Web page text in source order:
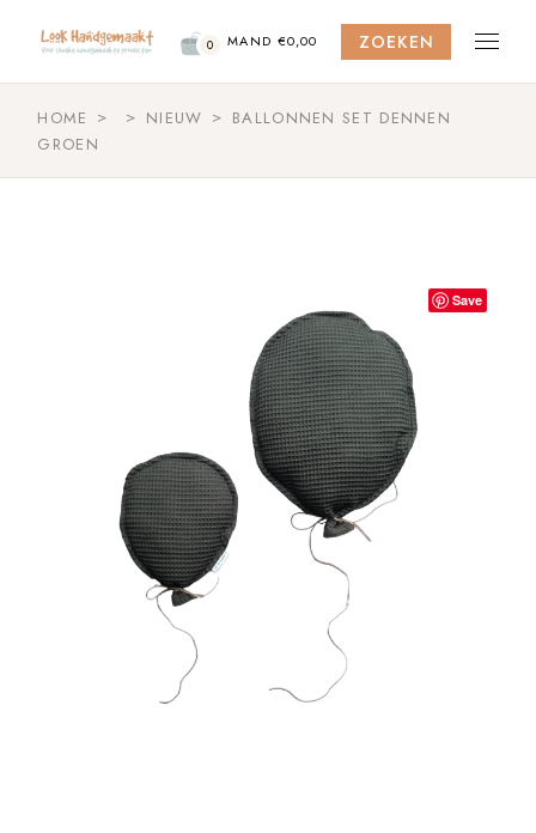
content
0 MAND €0,00 ZOEKEN
HOME NIEUW
BALLONNEN SET DENNEN
GROEN
Save